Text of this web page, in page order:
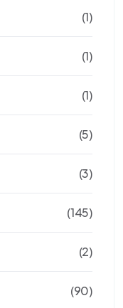
(1)
(1)
(1)
(5)
(3)
(145)
(2)
(90)